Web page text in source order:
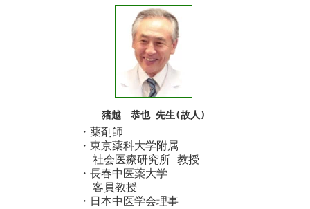
猪越 恭也 先生(故人)
・薬剤師
・東京薬科大学附属
社会医療研究所 教授
・長春中医薬大学
客員教授
・日本中医学会理事